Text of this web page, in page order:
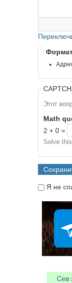
Этот
Math
2 + 0 =
Solve
Я не
Сев